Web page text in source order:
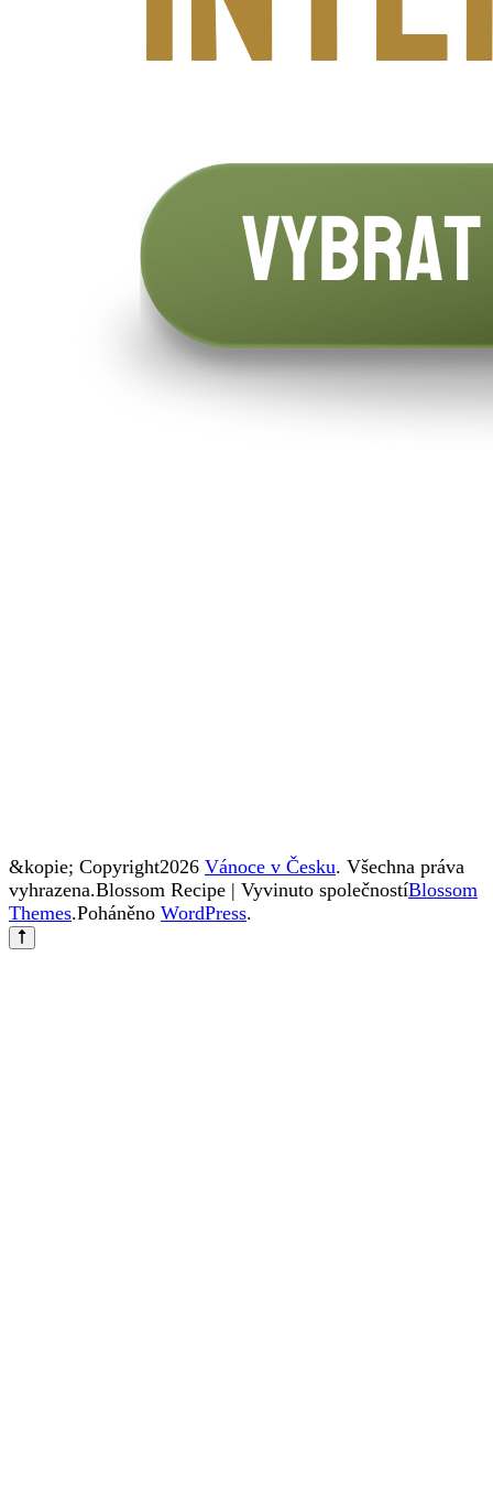
&kopie; Copyright2026 Vánoce v Česku. Všechna práva
vyhrazena.Blossom Recipe | Vyvinuto společnostíBlossom
Themes.Poháněno WordPress.